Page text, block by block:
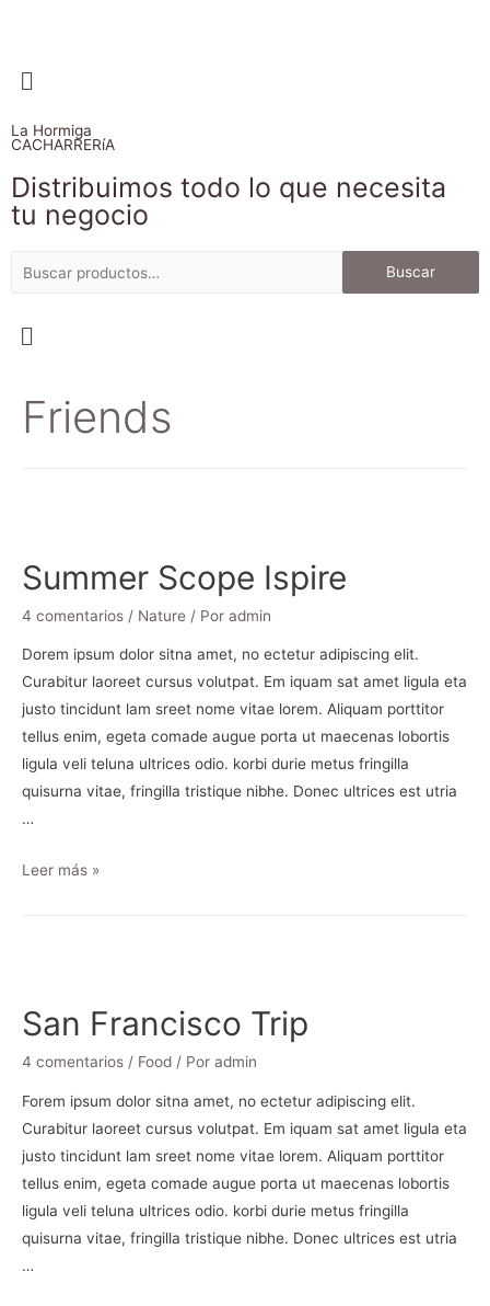
La Hormiga
CACHARRERíA
Distribuimos todo lo que necesita
tu negocio
Buscar
Friends
Summer Scope Ispire
4 comentarios / Nature / Por admin
Dorem ipsum dolor sitna amet, no ectetur adipiscing elit.
Curabitur laoreet cursus volutpat. Em iquam sat amet ligula eta
justo tincidunt lam sreet nome vitae lorem. Aliquam porttitor
tellus enim, egeta comade augue porta ut maecenas lobortis
ligula veli teluna ultrices odio. korbi durie metus fringilla
quisurna vitae, fringilla tristique nibhe. Donec ultrices est utria
…
Leer más »
San Francisco Trip
4 comentarios / Food / Por admin
Forem ipsum dolor sitna amet, no ectetur adipiscing elit.
Curabitur laoreet cursus volutpat. Em iquam sat amet ligula eta
justo tincidunt lam sreet nome vitae lorem. Aliquam porttitor
tellus enim, egeta comade augue porta ut maecenas lobortis
ligula veli teluna ultrices odio. korbi durie metus fringilla
quisurna vitae, fringilla tristique nibhe. Donec ultrices est utria
…